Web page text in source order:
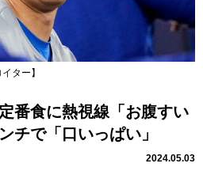
ター】
番食に熱視線「お腹すい
で「口いっぱい」
2024.05.03